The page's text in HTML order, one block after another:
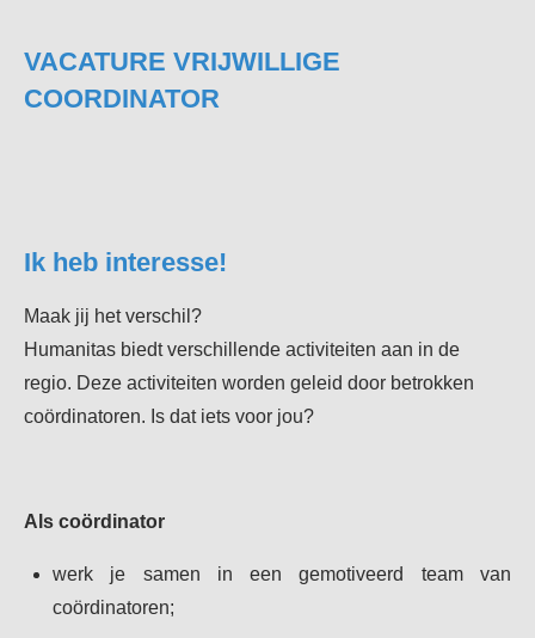
VACATURE VRIJWILLIGE
COORDINATOR
Ik heb interesse!
Maak jij het verschil?
Humanitas biedt verschillende activiteiten aan in de
regio. Deze activiteiten worden geleid door betrokken
coördinatoren. Is dat iets voor jou?
Als coördinator
werk je samen in een gemotiveerd team van
coördinatoren;